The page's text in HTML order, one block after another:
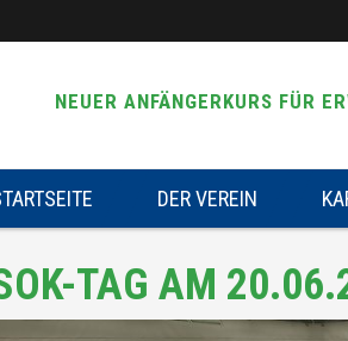
NEUER ANFÄNGERKURS FÜR
DER VEREIN
TAG AM